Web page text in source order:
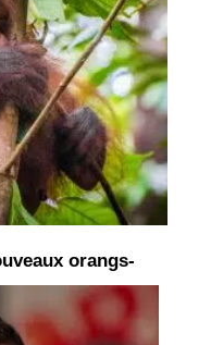
orangs-